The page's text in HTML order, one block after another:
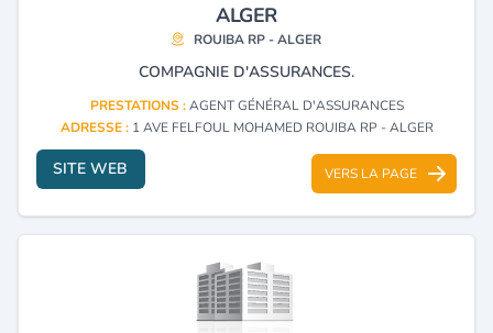
ALGER
ROUIBA RP - ALGER
COMPAGNIE D'ASSURANCES.
PRESTATIONS :AGENT GÉNÉRAL D'ASSURANCES
ADRESSE : 1 AVE FELFOUL MOHAMED ROUIBA RP - ALGER
SITE WEB VERS LA PAGE